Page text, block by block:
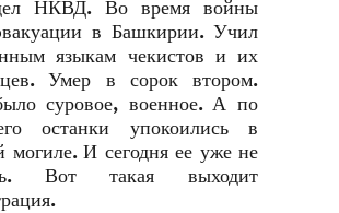
НКВД. Во время войны
в Башкирии. Учил
языкам чекистов и их
Умер в сорок втором.
суровое, военное. А по
останки упокоились в
могиле. И сегодня ее уже не
Вот такая выходит